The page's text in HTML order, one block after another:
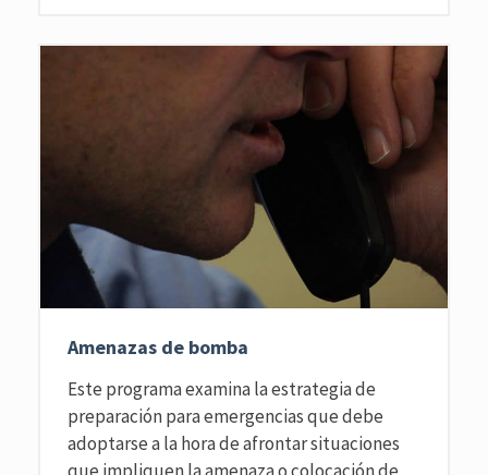
Amenazas de bomba
Este programa examina la estrategia de
preparación para emergencias que debe
adoptarse a la hora de afrontar situaciones